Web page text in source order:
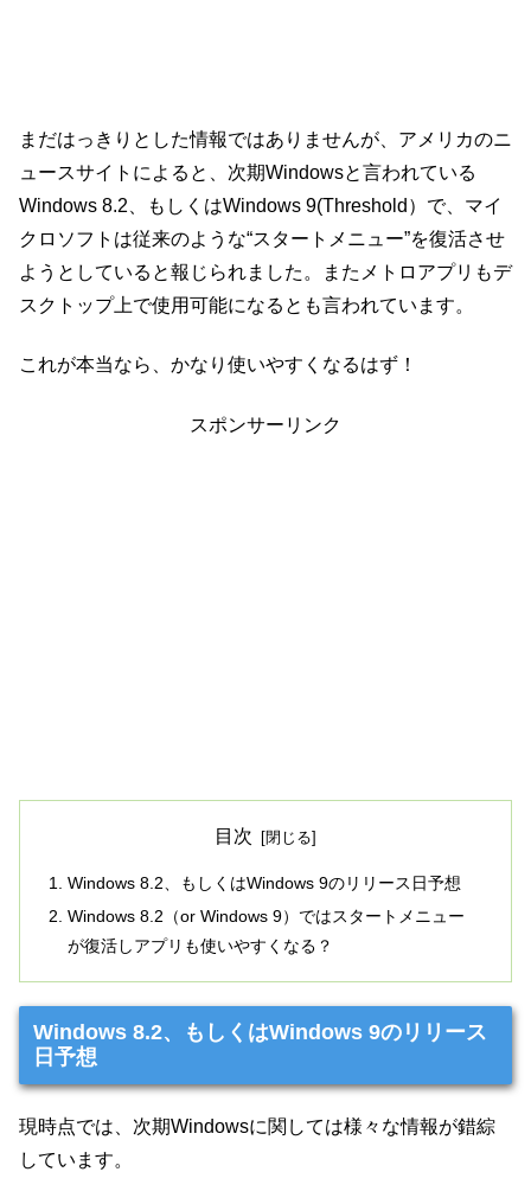
まだはっきりとした情報ではありませんが、アメリカのニ
ュースサイトによると、次期Windowsと言われている
Windows 8.2、もしくはWindows 9(Threshold）で、マイ
クロソフトは従来のような“スタートメニュー”を復活させ
ようとしていると報じられました。またメトロアプリもデ
スクトップ上で使用可能になるとも言われています。
これが本当なら、かなり使いやすくなるはず！
スポンサーリンク
目次
Windows 8.2、もしくはWindows 9のリリース日予想
Windows 8.2（or Windows 9）ではスタートメニュー
が復活しアプリも使いやすくなる？
Windows 8.2、もしくはWindows 9のリリース
日予想
現時点では、次期Windowsに関しては様々な情報が錯綜
しています。